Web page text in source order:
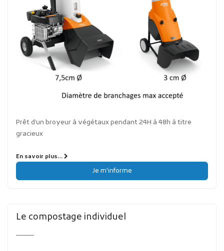
Prêt d’un broyeur à végétaux pendant 24H à 48h à titre
gracieux
En savoir plus…
Je m'informe
Le compostage individuel